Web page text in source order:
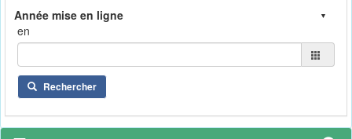
en
Rechercher